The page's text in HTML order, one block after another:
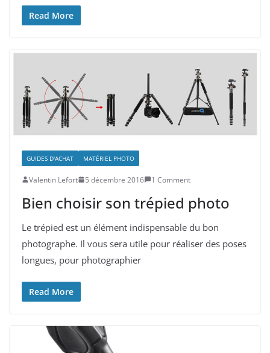
Read More
GUIDES D'ACHAT MATÉRIEL PHOTO
Valentin Lefort 5 décembre 2016 1 Comment
Bien choisir son trépied photo
Le trépied est un élément indispensable du bon
photographe. Il vous sera utile pour réaliser des poses
longues, pour photographier
Read More